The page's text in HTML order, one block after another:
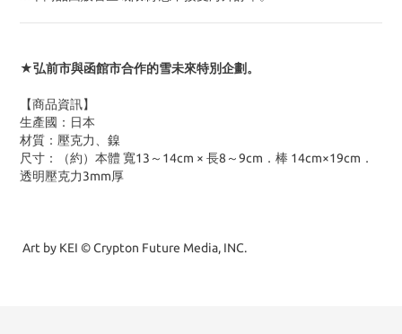
★弘前市與函館市合作的雪未來特別企劃。
【商品資訊】
生產國：日本
材質 ：壓克力、鎳
尺寸 ：（約）本體 寬13～14cm × 長8～9cm．棒 14cm×19cm．
透明壓克力3mm厚
Art by KEI © Crypton Future Media, INC.